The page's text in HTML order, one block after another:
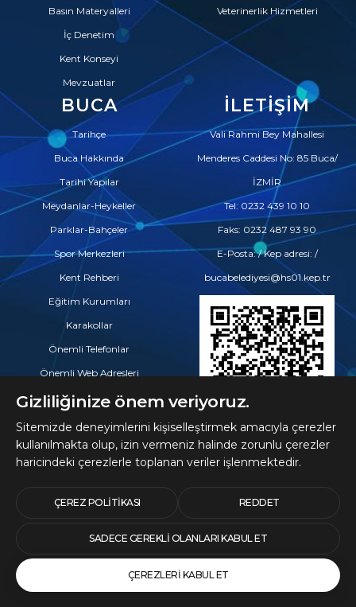
Basın Materyalleri
İç Denetim
Kent Konseyi
Mevzuatlar
Veterinerlik Hizmetleri
BUCA
Tarihçe
Buca Hakkında
Tarihi Yapılar
Meydanlar-Heykeller
Parklar-Bahçeler
Spor Merkezleri
Kent Rehberi
Eğitim Kurumları
Karakollar
Önemli Telefonlar
Önemli Web Adresleri
Eczaneler
Hastaneler ve Tıp Merkezleri
İLETIŞIM
Vali Rahmi Bey Mahallesi
Menderes Caddesi No: 85 Buca/
İZMİR
Tel: 0232 439 10 10
Faks: 0232 487 93 90
E-Posta: / Kep adresi: /
bucabelediyesi@hs01.kep.tr
Gizliliğinize önem veriyoruz.
Sitemizde deneyimlerini kişiselleştirmek amacıyla çerezler
kullanılmakta olup, izin vermeniz halinde zorunlu çerezler
haricindeki çerezlerle toplanan veriler işlenmektedir.
ÇEREZ POLITIKASI REDDET
SADECE GEREKLI OLANLARI KABUL ET
ÇEREZLERI KABUL ET